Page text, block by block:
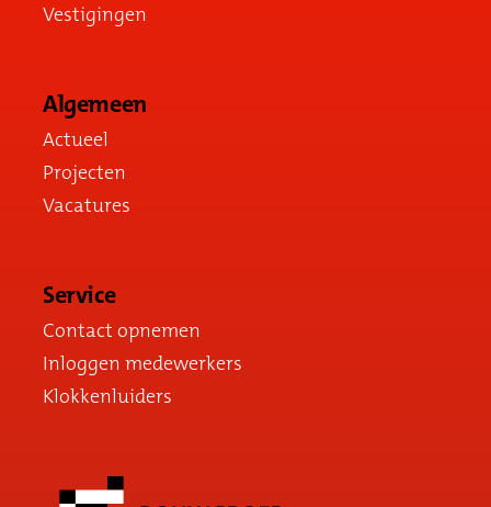
Vestigingen
Algemeen
Actueel
Projecten
Vacatures
Service
Contact opnemen
Inloggen medewerkers
Klokkenluiders